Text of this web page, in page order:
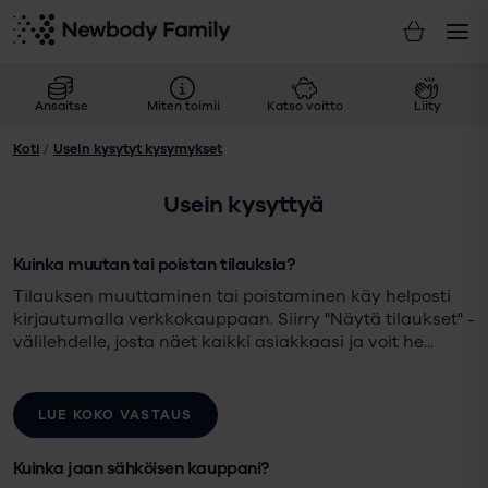
Ansaitse Miten toimii Katso voitto Liity
Koti / Usein kysytyt kysymykset
Usein kysyttyä
Kuinka muutan tai poistan tilauksia?
Tilauksen muuttaminen tai poistaminen käy helposti
kirjautumalla verkkokauppaan. Siirry "Näytä tilaukset" -
välilehdelle, josta näet kaikki asiakkaasi ja voit he...
LUE KOKO VASTAUS
Kuinka jaan sähköisen kauppani?